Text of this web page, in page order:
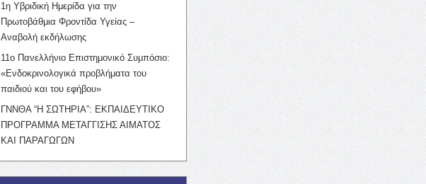
1η Υβριδική Ημερίδα για την
Πρωτοβάθμια Φροντίδα Υγείας –
Αναβολή εκδήλωσης
11ο Πανελλήνιο Επιστημονικό Συμπόσιο:
«Ενδοκρινολογικά προβλήματα του
παιδιού και του εφήβου»
ΓΝΝΘΑ “Η ΣΩΤΗΡΙΑ”: ΕΚΠΑΙΔΕΥΤΙΚΟ
ΠΡΟΓΡΑΜΜΑ ΜΕΤΑΓΓΙΣΗΣ ΑΙΜΑΤΟΣ
ΚΑΙ ΠΑΡΑΓΩΓΩΝ